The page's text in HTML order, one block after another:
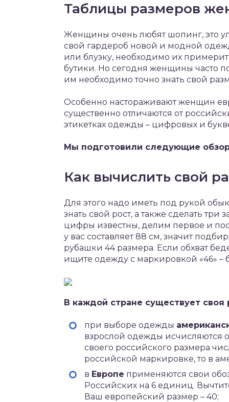
Таблицы размеров
Женщины очень любят шопинг, это
свой гардероб новой и модной
или блузку, необходимо их
бутики. Но сегодня женщины часто
им необходимо точно знать свой
Особенно настораживают женщин
существенно отличаются от
этикетках одежды – цифровых и
Мы подготовили следующие
Как вычислить свой
Для этого надо иметь под рукой
знать свой рост, а также сделать три
цифры известны, делим первое и
у вас составляет 88 см, значит
рубашки 44 размера. Если обхват
ищите одежду с маркировкой «46»
В каждой стране существует своя
при выборе одежды
взрослой одежды исчисляются
своего российского размера
российской маркировке, то в
в Европе применяются свои
Российских на 6 единиц.
Ваш европейский размер – 40;